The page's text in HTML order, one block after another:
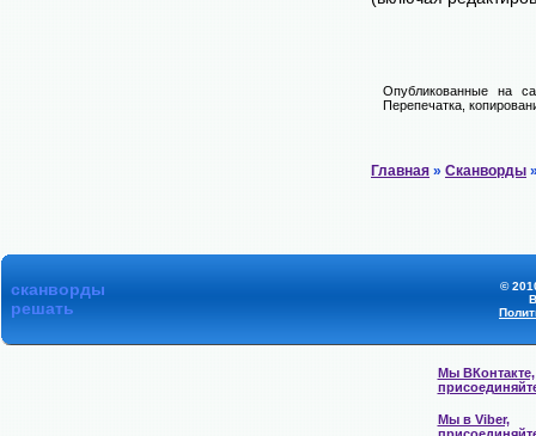
Опубликованные на
Перепечатка,
Главная » Сканворды
сканворды
решать
©
Мы ВКонтакте,
Мы в Viber,